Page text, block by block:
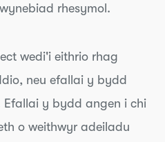
rhesymol.
wedi'i eithrio rhag
neu efallai y bydd
y bydd angen i chi
o weithwyr adeiladu